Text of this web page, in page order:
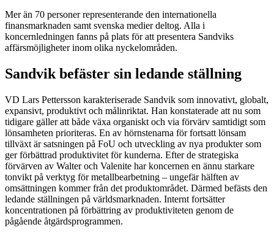
Mer än 70 personer representerande den internationella
finansmarknaden samt svenska medier deltog. Alla i
koncernledningen fanns på plats för att presentera Sandviks
affärsmöjligheter inom olika nyckelområden.
Sandvik befäster sin ledande ställning
VD Lars Pettersson karakteriserade Sandvik som innovativt, globalt,
expansivt, produktivt och målinriktat. Han konstaterade att nu som
tidigare gäller att både växa organiskt och via förvärv samtidigt som
lönsamheten prioriteras. En av hörnstenarna för fortsatt lönsam
tillväxt är satsningen på FoU och utveckling av nya produkter som
ger förbättrad produktivitet för kunderna. Efter de strategiska
förvärven av Walter och Valenite har koncernen en ännu starkare
tonvikt på verktyg för metallbearbetning – ungefär hälften av
omsättningen kommer från det produktområdet. Därmed befästs den
ledande ställningen på världsmarknaden. Internt fortsätter
koncentrationen på förbättring av produktiviteten genom de
pågående åtgärdsprogrammen.